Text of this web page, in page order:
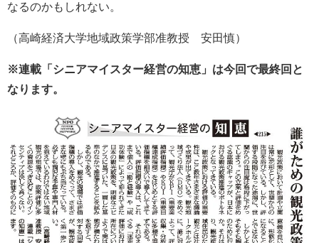
なるのかもしれない。
（高崎経済大学地域政策学部准教授 安田慎）
※連載「シニアマイスター経営の知恵」は今回で最終回と
なります。